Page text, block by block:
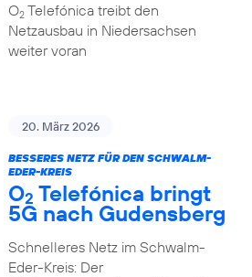
O2Telefónica treibt den
Netzausbau in Niedersachsen
weiter voran
20. März 2026
BESSERES NETZ FÜR DEN SCHWALM-
EDER-KREIS
O2 Telefónica bringt
5G nach Gudensberg
Schnelleres Netz im Schwalm-
Eder-Kreis: Der